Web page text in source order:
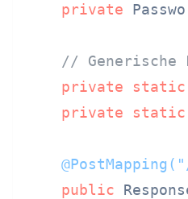
private
// Generische
private
static
private
static
public